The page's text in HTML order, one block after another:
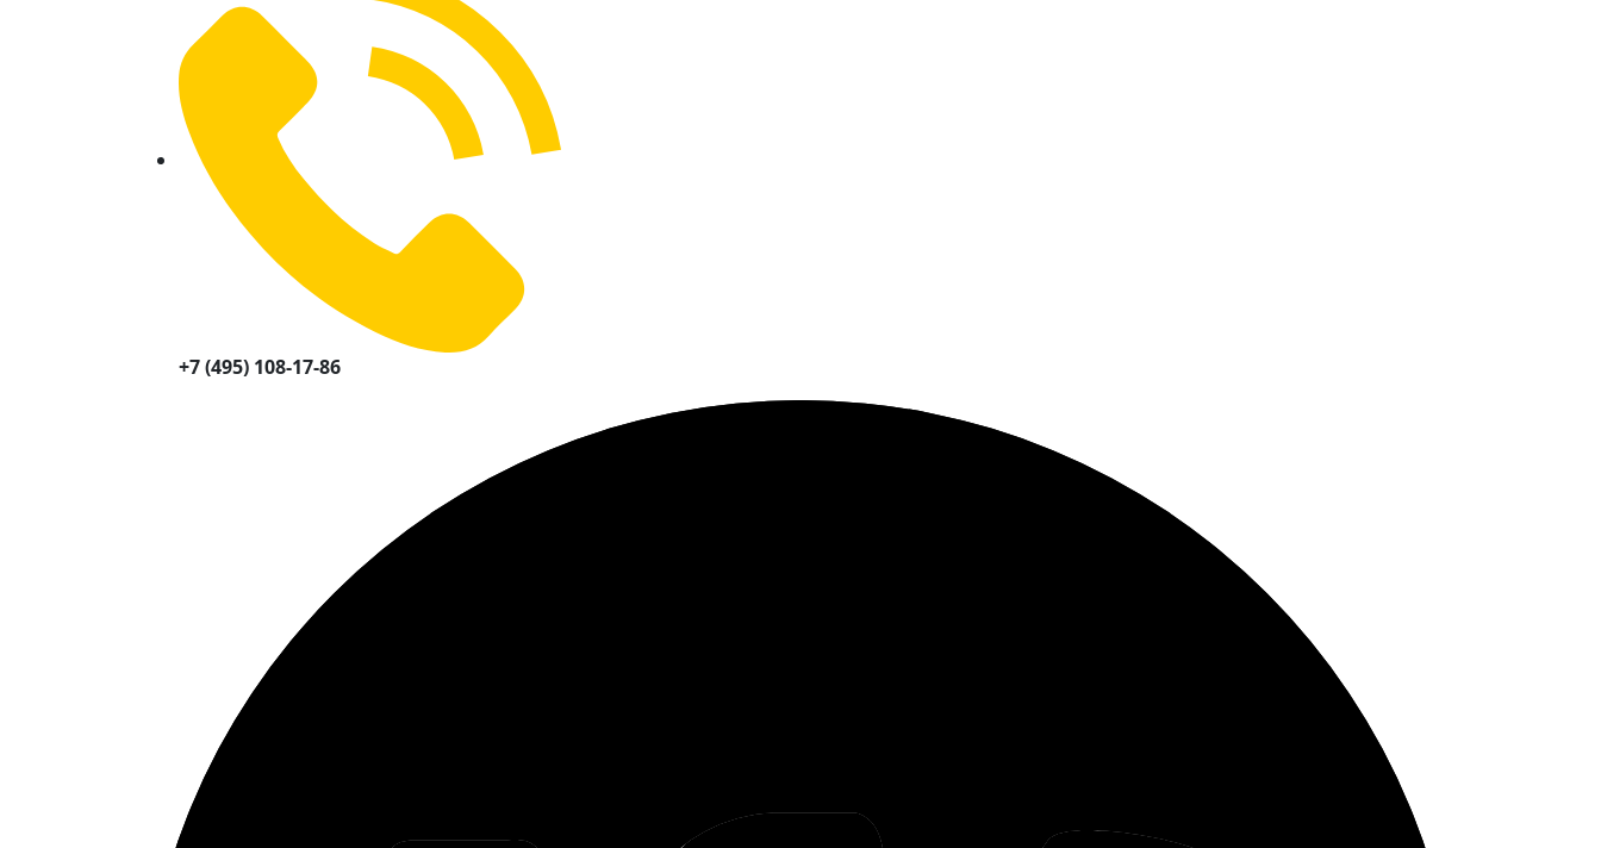
+7 (495) 108-17-86